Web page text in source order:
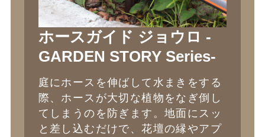
ホースガイド ジョウロ -
GARDEN STORY Series-
庭にホースを伸ばして水まきをする
際、ホースが大切な植物をなぎ倒し
てしまうのを防ぎます。地面にスッ
と差し込むだけで、花壇の縁やアプ